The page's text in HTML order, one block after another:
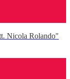
Nicola Rolando"